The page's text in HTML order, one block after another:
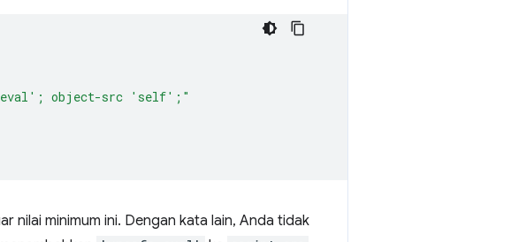
eval'; object-src 'self';"
nilai minimum ini. Dengan kata lain, Anda tidak